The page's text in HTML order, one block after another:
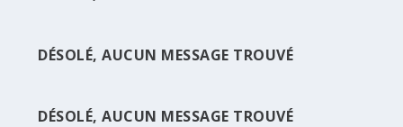
DÉSOLÉ, AUCUN MESSAGE TROUVÉ
DÉSOLÉ, AUCUN MESSAGE TROUVÉ